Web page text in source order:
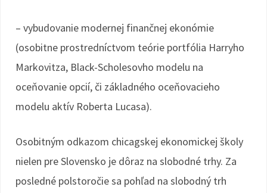
– vybudovanie modernej finančnej ekonómie
(osobitne prostredníctvom teórie portfólia Harryho
Markovitza, Black-Scholesovho modelu na
oceňovanie opcií, či základného oceňovacieho
modelu aktív Roberta Lucasa).
Osobitným odkazom chicagskej ekonomickej školy
nielen pre Slovensko je dôraz na slobodné trhy. Za
posledné polstoročie sa pohľad na slobodný trh